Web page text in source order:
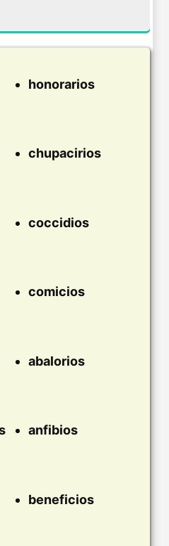
honorarios
chupacirios
coccidios
comicios
abalorios
anfibios
beneficios